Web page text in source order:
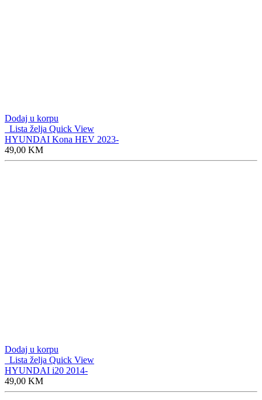
Dodaj u korpu
Lista želja Quick View
HYUNDAI Kona HEV 2023-
49,00 KM
Dodaj u korpu
Lista želja Quick View
HYUNDAI i20 2014-
49,00 KM